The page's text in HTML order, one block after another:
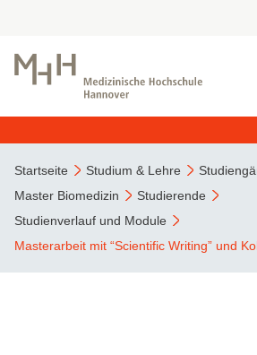
Startseite Studium & Lehre
Master Biomedizin
Studierende
Studienverlauf und Module
Masterarbeit mit “Scientific Writing” und